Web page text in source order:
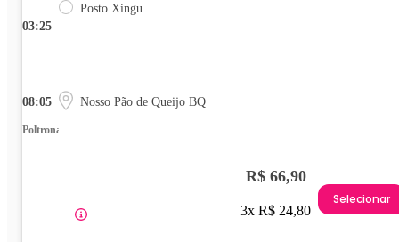
03:25
Posto Xingu
08:05 Nosso Pão de Queijo BQ
Poltrona
R$ 66,90
3x R$ 24,80
Selecionar